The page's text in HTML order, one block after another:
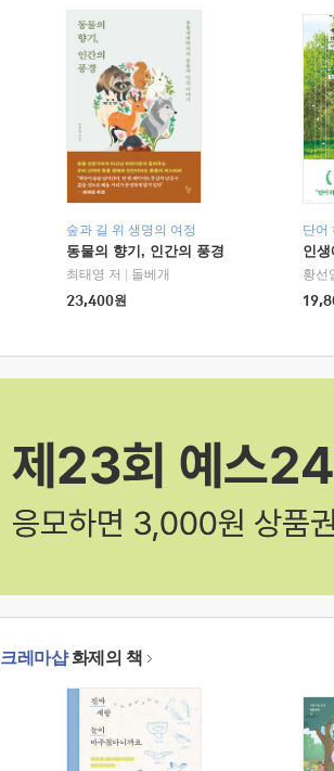
숲과 길 위 생명의 여정
동물의 향기, 인간의 풍경
최태영 저
돌베개
23,400원
단어
인
황선
크레마샵화제의 책